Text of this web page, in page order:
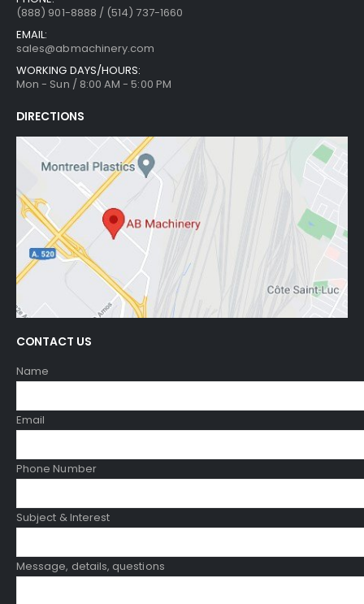
(888) 901-8888 / (514) 737-1660
EMAIL:
sales@abmachinery.com
WORKING DAYS/HOURS:
Mon - Sun / 8:00 AM - 5:00 PM
DIRECTIONS
CONTACT US
Name
Email
Phone Number
Subject & Interest
Message, details, questions